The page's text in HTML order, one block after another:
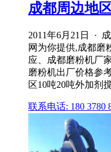
成都周边地
2011年6月21日 ·
网为你提供,成都磨
应、成都磨粉机厂
磨粉机出厂价格参
区10吨20吨外加剂
联系电话: 180 3780